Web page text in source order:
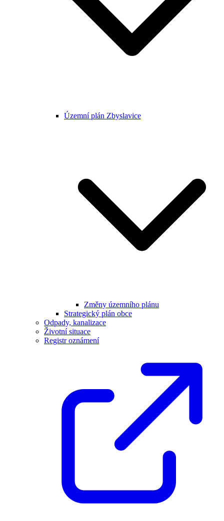
Územní plán Zbyslavice
Změny územního plánu
Strategický plán obce
Odpady, kanalizace
Životní situace
Registr oznámení